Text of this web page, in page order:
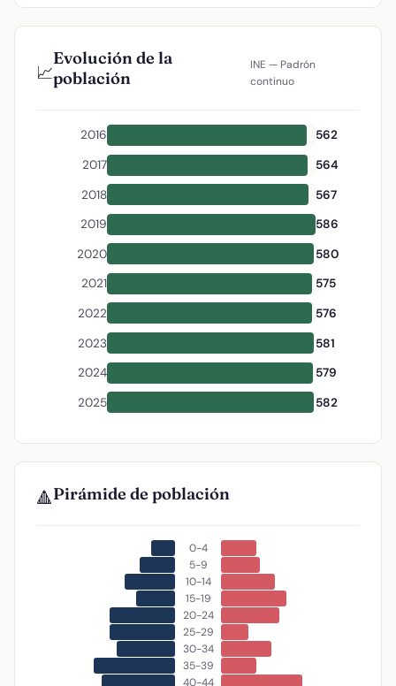
📈
Evolución de la
población
INE — Padrón
continuo
2016
562
2017
564
2018
567
2019
586
2020
580
2021
575
2022
576
2023
581
2024
579
2025
582
🔺Pirámide de población
0-4
5-9
10-14
15-19
20-24
25-29
30-34
35-39
40-44